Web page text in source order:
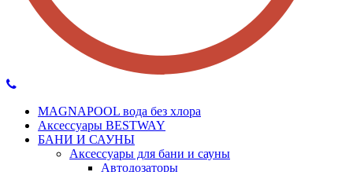
MAGNAPOOL вода без хлора
Аксессуары BESTWAY
БАНИ И САУНЫ
Аксессуары для бани и сауны
Автодозаторы